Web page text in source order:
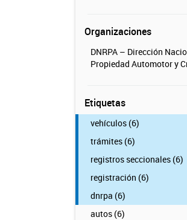
Organizaciones
DNRPA – Dirección
Propiedad Automotor y
Etiquetas
vehículos (6)
trámites (6)
registros seccionales (6)
registración (6)
dnrpa (6)
autos (6)